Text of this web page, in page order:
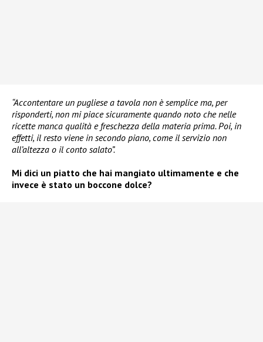
“Accontentare un pugliese a tavola non è semplice ma, per
risponderti, non mi piace sicuramente quando noto che nelle
ricette manca qualità e freschezza della materia prima. Poi, in
effetti, il resto viene in secondo piano, come il servizio non
all’altezza o il conto salato”.
Mi dici un piatto che hai mangiato ultimamente e che
invece è stato un boccone dolce?